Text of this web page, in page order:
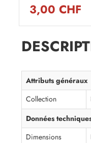
3,00 CHF
Attributs généraux
Collection
Données
Dimensions